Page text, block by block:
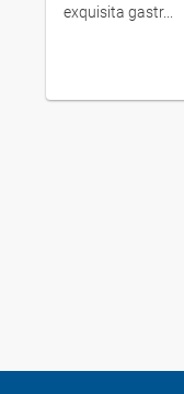
exquisita gastr...